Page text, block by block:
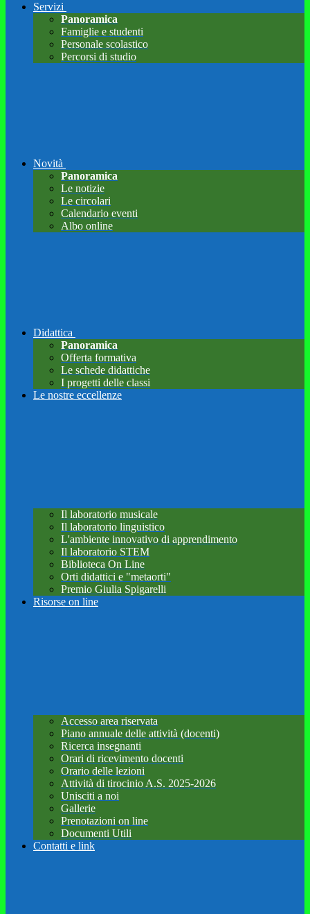
Servizi
Panoramica
Famiglie e studenti
Personale scolastico
Percorsi di studio
Novità
Panoramica
Le notizie
Le circolari
Calendario eventi
Albo online
Didattica
Panoramica
Offerta formativa
Le schede didattiche
I progetti delle classi
Le nostre eccellenze
Il laboratorio musicale
Il laboratorio linguistico
L'ambiente innovativo di apprendimento
Il laboratorio STEM
Biblioteca On Line
Orti didattici e "metaorti"
Premio Giulia Spigarelli
Risorse on line
Accesso area riservata
Piano annuale delle attività (docenti)
Ricerca insegnanti
Orari di ricevimento docenti
Orario delle lezioni
Attività di tirocinio A.S. 2025-2026
Unisciti a noi
Gallerie
Prenotazioni on line
Documenti Utili
Contatti e link